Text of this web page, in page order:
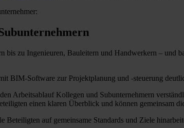
zu Ingenieuren, Bauleitern und Handwerkern – und
BIM-Software zur Projektplanung und -steuerung
Arbeitsablauf Kollegen und Subunternehmern
einen klaren Überblick und können gemeinsam
auf gemeinsame Standards und Ziele